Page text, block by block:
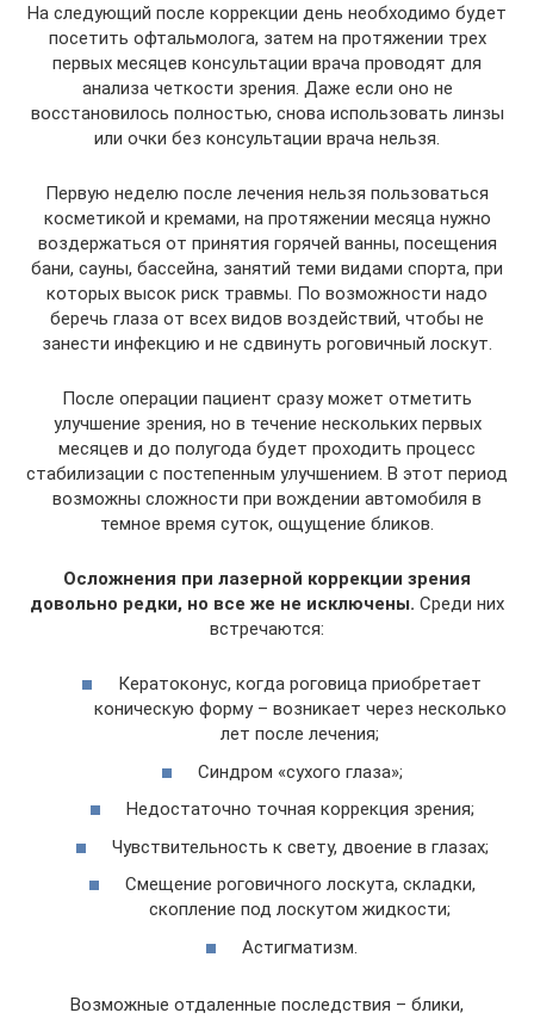
На следующий после коррекции день необходимо будет
посетить офтальмолога, затем на протяжении трех
первых месяцев консультации врача проводят для
анализа четкости зрения. Даже если оно не
восстановилось полностью, снова использовать линзы
или очки без консультации врача нельзя.
Первую неделю после лечения нельзя пользоваться
косметикой и кремами, на протяжении месяца нужно
воздержаться от принятия горячей ванны, посещения
бани, сауны, бассейна, занятий теми видами спорта, при
которых высок риск травмы. По возможности надо
беречь глаза от всех видов воздействий, чтобы не
занести инфекцию и не сдвинуть роговичный лоскут.
После операции пациент сразу может отметить
улучшение зрения, но в течение нескольких первых
месяцев и до полугода будет проходить процесс
стабилизации с постепенным улучшением. В этот период
возможны сложности при вождении автомобиля в
темное время суток, ощущение бликов.
Осложнения при лазерной коррекции зрения
довольно редки, но все же не исключены. Среди них
встречаются:
Кератоконус, когда роговица приобретает
коническую форму – возникает через несколько
лет после лечения;
Синдром «сухого глаза»;
Недостаточно точная коррекция зрения;
Чувствительность к свету, двоение в глазах;
Смещение роговичного лоскута, складки,
скопление под лоскутом жидкости;
Астигматизм.
Возможные отдаленные последствия – блики,